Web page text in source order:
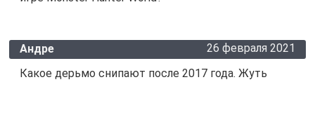
Андре
26 февраля 2021
Какое дерьмо снипают после 2017 года. Жуть